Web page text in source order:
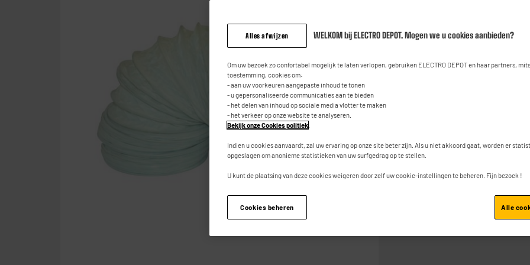
47
paginalink.
Alles afwijzen WELKOM bij ELECTRO DEPOT. Mogen we u cookies aanbieden?
Om uw bezoek zo confortabel mogelijk te laten verlopen, gebruiken ELECTRO DEPOT en haar partners,
toestemming, cookies om:
- aan uw voorkeuren aangepaste inhoud te tonen
- u gepersonaliseerde communicaties aan te bieden
- het delen van inhoud op sociale media vlotter te maken
- het verkeer op onze website te analyseren.
Bekijk onze Cookies politiek
Indien u cookies aanvaardt, zal uw ervaring op onze site beter zijn. Als u niet akkoord gaat, worden er
opgeslagen om anonieme statistieken van uw surfgedrag op te stellen.
U kunt de plaatsing van deze cookies weigeren door zelf uw cookie-instellingen te beheren. Fijn bezoek !
Cookies beheren Alle